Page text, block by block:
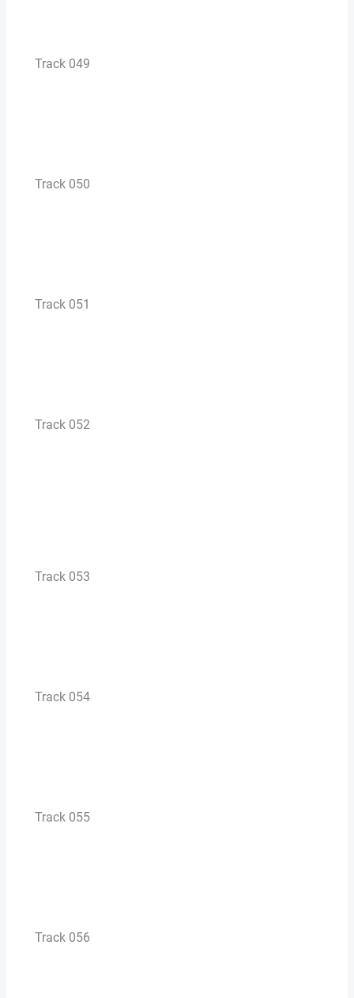
Track 049
Track 050
Track 051
Track 052
Track 053
Track 054
Track 055
Track 056